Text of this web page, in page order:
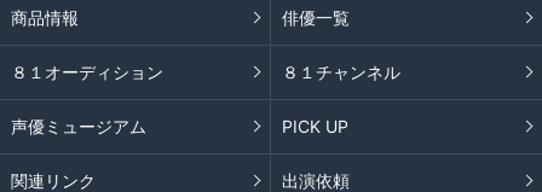
商品情報 俳優一覧
８１オーディション ８１チャンネル
声優ミュージアム PICK UP
関連リンク 出演依頼